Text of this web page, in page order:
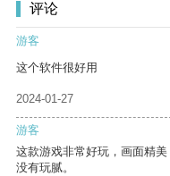
评论
游客
这个软件很好用
2024-01-27
游客
这款游戏非常好玩，画面精
没有玩腻。